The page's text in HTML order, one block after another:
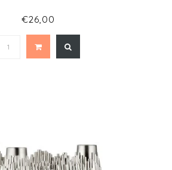
€26,00